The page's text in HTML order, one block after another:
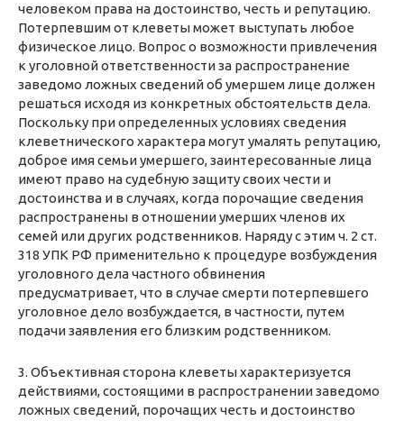
человеком права на достоинство, честь и репутацию.
Потерпевшим от клеветы может выступать любое
физическое лицо. Вопрос о возможности привлечения
к уголовной ответственности за распространение
заведомо ложных сведений об умершем лице должен
решаться исходя из конкретных обстоятельств дела.
Поскольку при определенных условиях сведения
клеветнического характера могут умалять репутацию,
доброе имя семьи умершего, заинтересованные лица
имеют право на судебную защиту своих чести и
достоинства и в случаях, когда порочащие сведения
распространены в отношении умерших членов их
семей или других родственников. Наряду с этим ч. 2 ст.
318 УПК РФ применительно к процедуре возбуждения
уголовного дела частного обвинения
предусматривает, что в случае смерти потерпевшего
уголовное дело возбуждается, в частности, путем
подачи заявления его близким родственником.
3. Объективная сторона клеветы характеризуется
действиями, состоящими в распространении заведомо
ложных сведений, порочащих честь и достоинство